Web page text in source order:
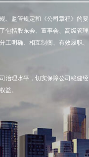
、监管规定和《公司章程》的要
包括股东会、董事会、高级管理
工明确、相互制衡、有效履职、
治理水平，切实保障公司稳健经
益。